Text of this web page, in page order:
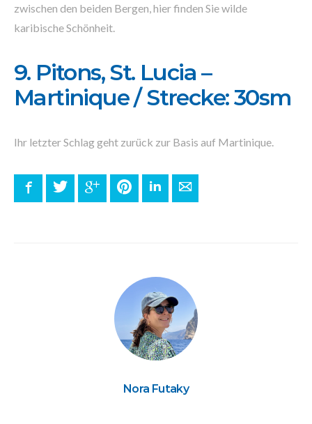
zwischen den beiden Bergen, hier finden Sie wilde
karibische Schönheit.
9. Pitons, St. Lucia –
Martinique / Strecke: 30sm
Ihr letzter Schlag geht zurück zur Basis auf Martinique.
FacebookTwitter Google+ PinterestLinkedInE-mail
Nora Futaky